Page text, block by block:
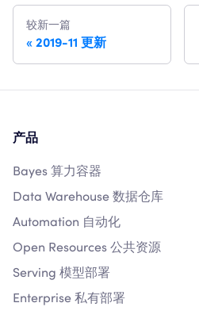
较新一篇
2019-11 更新
产品
Bayes 算力容器
Data Warehouse 数据仓库
Automation 自动化
Open Resources 公共资源
Serving 模型部署
Enterprise 私有部署